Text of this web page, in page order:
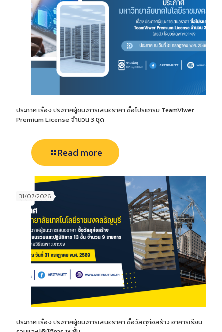
ประกาศ เรื่อง ประกาศผู้ชนะการเสนอราคา ซื้อโปรแกรม TeamViwer
Premium License จำนวน 3 ชุด
Read more
31/07/2026
ประกาศ เรื่อง ประกาศผู้ชนะการเสนอราคา ซื้อวัสดุก่อสร้าง อาคารเรียน